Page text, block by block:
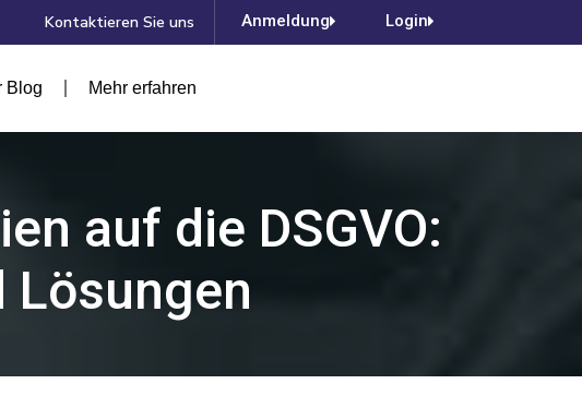
Kontaktieren Sie uns Anmeldung Login
Blog Mehr erfahren
auf die DSGVO:
Lösungen